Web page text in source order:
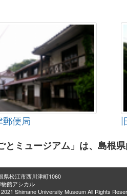
郵便局
とミュージアム」は、島根
県松江市西川津町1060
館アシカル
Shimane University Museum All Rights